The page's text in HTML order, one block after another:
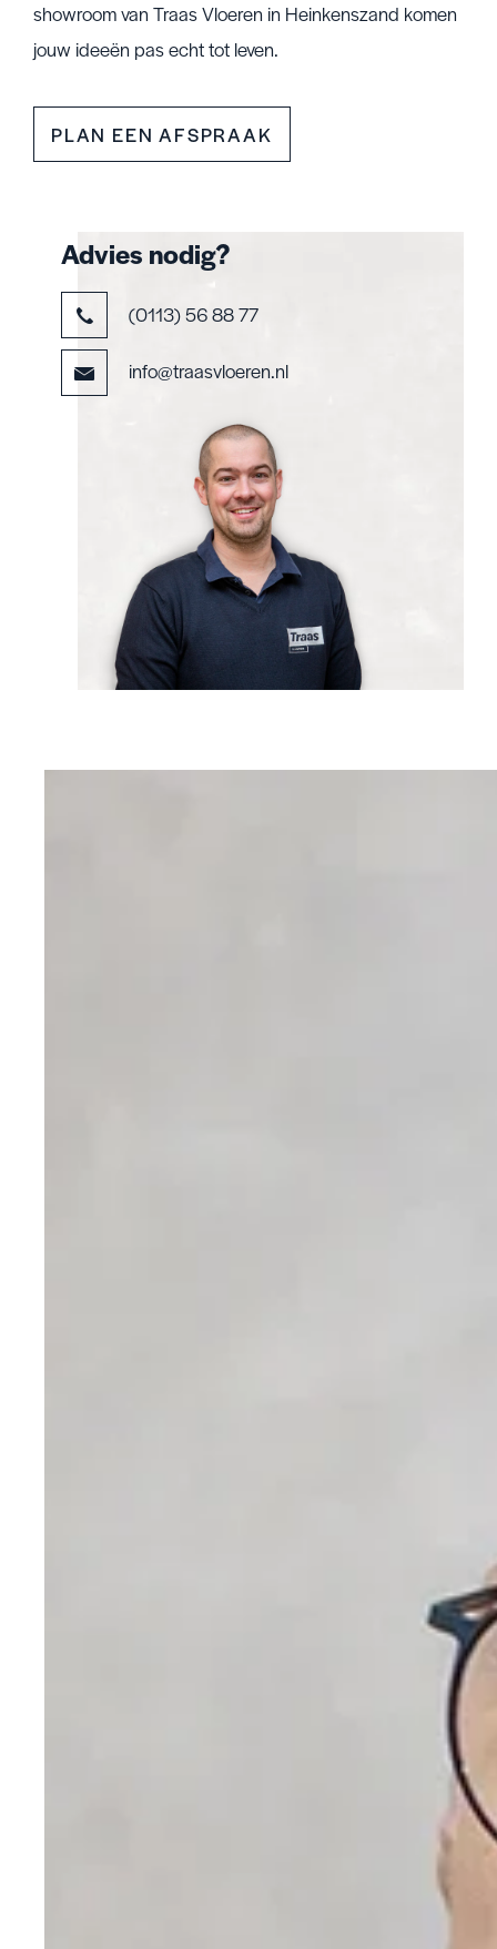
showroom van Traas Vloeren in Heinkenszand komen
jouw ideeën pas echt tot leven.
PLAN EEN AFSPRAAK
Advies nodig?
(0113) 56 88 77
info@traasvloeren.nl